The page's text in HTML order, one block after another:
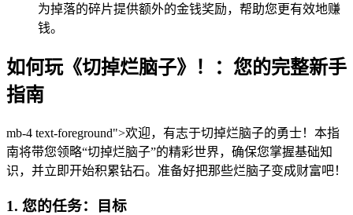
为掉落的碎片提供额外的金钱奖励，帮助您更有效地赚
钱。
如何玩《切掉烂脑子》！：您的完整新手
指南
mb-4 text-foreground">欢迎，有志于切掉烂脑子的勇士！本指
南将带您领略“切掉烂脑子”的精彩世界，确保您掌握基础知
识，并立即开始积累钻石。准备好把那些烂脑子变成财富吧！
1. 您的任务：目标